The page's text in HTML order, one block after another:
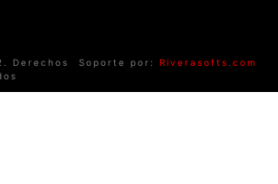
Derechos
Soporte por: Riverasofts.com